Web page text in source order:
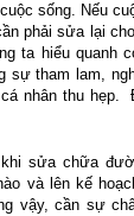
sống. Nếu
phải sửa lại
ta hiểu quanh
sự tham lam,
nhân thu hẹp.
sửa chữa
và lên kế
vậy, cần sự